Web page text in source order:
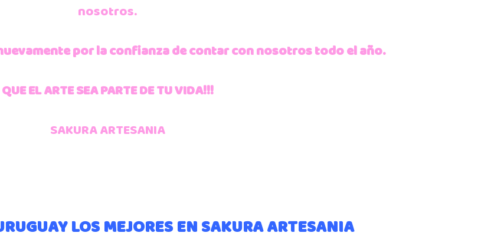
nosotros.
por la confianza de contar con nosotros todo el año.
QUE EL ARTE SEA PARTE DE TU VIDA!!!
SAKURA ARTESANIA
LOS MEJORES EN SAKURA ARTESANIA